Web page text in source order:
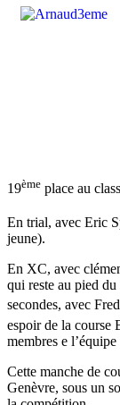
19ème place au
En trial, avec Eric
jeune).
En XC, avec
qui reste au pied
secondes, avec
espoir de la course
membres e
Cette manche de
Genèvre, sous un